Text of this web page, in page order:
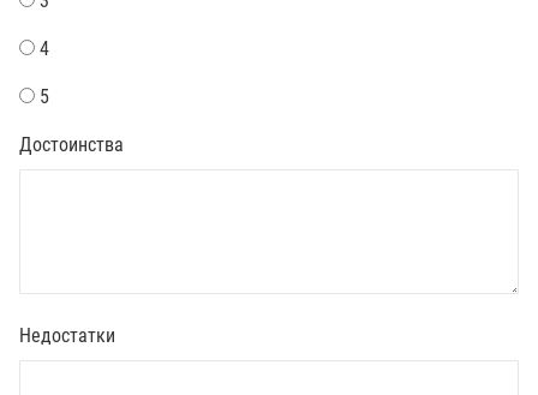
4
5
Достоинства
Недостатки